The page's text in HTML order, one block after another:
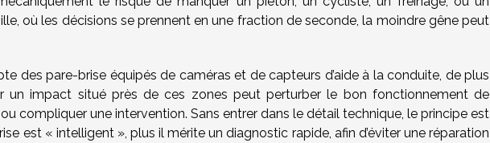
où les décisions se prennent en une fraction de seconde, la moindre gêne peut
des pare-brise équipés de caméras et de capteurs d’aide à la conduite, de plus
un impact situé près de ces zones peut perturber le bon fonctionnement de
compliquer une intervention. Sans entrer dans le détail technique, le principe est
est « intelligent », plus il mérite un diagnostic rapide, afin d’éviter une réparation